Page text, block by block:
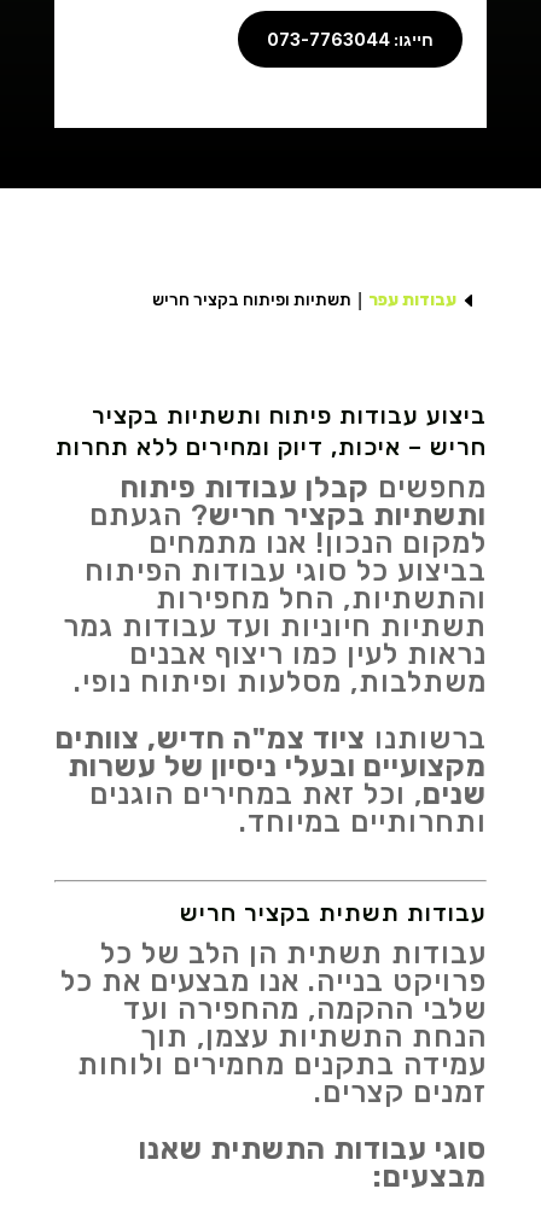
חייגו: 073-7763044
D עבודות עפר תשתיות ופיתוח בקציר חריש
ביצוע עבודות פיתוח ותשתיות בקציר
חריש – איכות, דיוק ומחירים ללא תחרות
מחפשים קבלן עבודות פיתוח
ותשתיות בקציר חריש? הגעתם
למקום הנכון! אנו מתמחים
בביצוע כל סוגי עבודות הפיתוח
והתשתיות, החל מחפירות
תשתיות חיוניות ועד עבודות גמר
נראות לעין כמו ריצוף אבנים
משתלבות, מסלעות ופיתוח נופי.
ברשותנו ציוד צמ"ה חדיש, צוותים
מקצועיים ובעלי ניסיון של עשרות
שנים, וכל זאת במחירים הוגנים
ותחרותיים במיוחד.
עבודות תשתית בקציר חריש
עבודות תשתית הן הלב של כל
פרויקט בנייה. אנו מבצעים את כל
שלבי ההקמה, מהחפירה ועד
הנחת התשתיות עצמן, תוך
עמידה בתקנים מחמירים ולוחות
זמנים קצרים.
סוגי עבודות התשתית שאנו
מבצעים: